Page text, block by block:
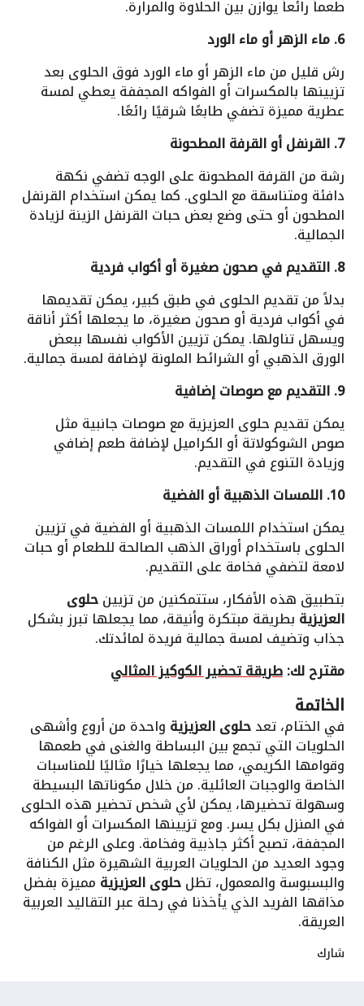
طعماً رائعاً يوازن بين الحلاوة والمرارة.
6. ماء الزهر أو ماء الورد
رش قليل من ماء الزهر أو ماء الورد فوق الحلوى بعد
تزيينها بالمكسرات أو الفواكه المجففة يعطي لمسة
عطرية مميزة تضفي طابعًا شرقيًا رائعًا.
7. القرنفل أو القرفة المطحونة
رشة من القرفة المطحونة على الوجه تضفي نكهة
دافئة ومتناسقة مع الحلوى. كما يمكن استخدام القرنفل
المطحون أو حتى وضع بعض حبات القرنفل الزينة لزيادة
الجمالية.
8. التقديم في صحون صغيرة أو أكواب فردية
بدلاً من تقديم الحلوى في طبق كبير، يمكن تقديمها
في أكواب فردية أو صحون صغيرة، ما يجعلها أكثر أناقة
ويسهل تناولها. يمكن تزيين الأكواب نفسها ببعض
الورق الذهبي أو الشرائط الملونة لإضافة لمسة جمالية.
9. التقديم مع صوصات إضافية
يمكن تقديم حلوى العزيزية مع صوصات جانبية مثل
صوص الشوكولاتة أو الكراميل لإضافة طعم إضافي
وزيادة التنوع في التقديم.
10. اللمسات الذهبية أو الفضية
يمكن استخدام اللمسات الذهبية أو الفضية في تزيين
الحلوى باستخدام أوراق الذهب الصالحة للطعام أو حبات
لامعة لتضفي فخامة على التقديم.
بتطبيق هذه الأفكار، ستتمكنين من تزيينحلوى
العزيزية بطريقة مبتكرة وأنيقة، مما يجعلها تبرز بشكل
جذاب وتضيف لمسة جمالية فريدة لمائدتك.
مقترح لك:طريقة تحضير الكوكيز المثالي
الخاتمة
في الختام، تعدحلوى العزيزية واحدة من أروع وأشهى
الحلويات التي تجمع بين البساطة والغنى في طعمها
وقوامها الكريمي، مما يجعلها خيارًا مثاليًا للمناسبات
الخاصة والوجبات العائلية. من خلال مكوناتها البسيطة
وسهولة تحضيرها، يمكن لأي شخص تحضير هذه الحلوى
في المنزل بكل يسر. ومع تزيينها المكسرات أو الفواكه
المجففة، تصبح أكثر جاذبية وفخامة. وعلى الرغم من
وجود العديد من الحلويات العربية الشهيرة مثل الكنافة
والبسبوسة والمعمول، تظلحلوى العزيزية مميزة بفضل
مذاقها الفريد الذي يأخذنا في رحلة عبر التقاليد العربية
العريقة.
شارك